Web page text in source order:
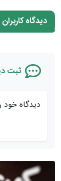
دیدگاه کاربران
ثبت
دیدگاه خود